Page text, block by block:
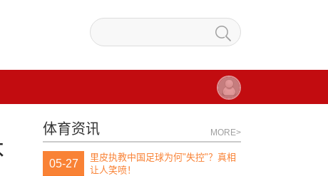
体育资讯 MORE>
05-27
里皮执教中国足球为何"失控"？真相
让人笑喷！